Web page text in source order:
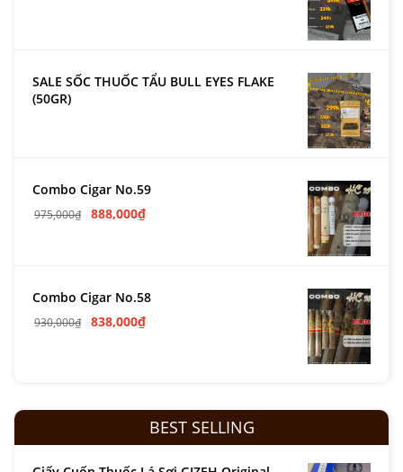
SALE SỐC THUỐC TẨU BULL EYES FLAKE
(50GR)
Combo Cigar No.59
975,000₫ 888,000₫
Combo Cigar No.58
930,000₫ 838,000₫
BEST SELLING